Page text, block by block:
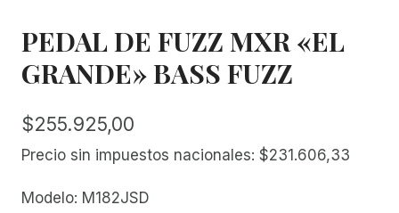
PEDAL DE FUZZ MXR «EL
GRANDE» BASS FUZZ
$255.925,00
Precio sin impuestos nacionales: $231.606,33
Modelo: M182JSD